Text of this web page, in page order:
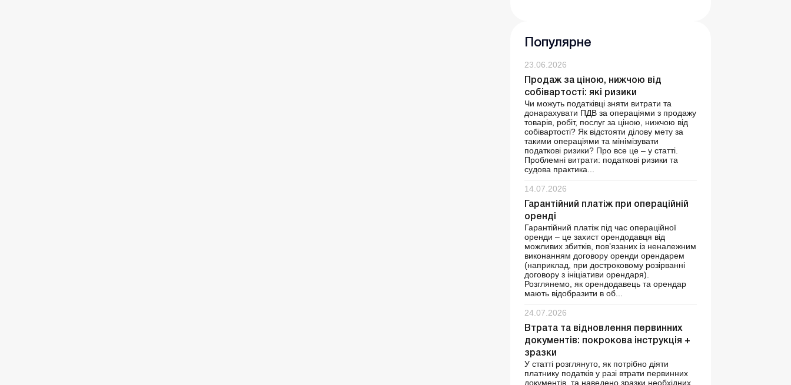
Популярне
23.06.2026
Продаж за ціною, нижчою від
собівартості: які ризики
Чи можуть податківці зняти витрати та
донарахувати ПДВ за операціями з продажу
товарів, робіт, послуг за ціною, нижчою від
собівартості? Як відстояти ділову мету за
такими операціями та мінімізувати
податкові ризики? Про все це – у статті.
Проблемні витрати: податкові ризики та
судова практика...
14.07.2026
Гарантійний платіж при операційній
оренді
Гарантійний платіж під час операційної
оренди – це захист орендодавця від
можливих збитків, пов’язаних із неналежним
виконанням договору оренди орендарем
(наприклад, при достроковому розірванні
договору з ініціативи орендаря).
Розглянемо, як орендодавець та орендар
мають відобразити в об...
24.07.2026
Втрата та відновлення первинних
документів: покрокова інструкція +
зразки
У статті розглянуто, як потрібно діяти
платнику податків у разі втрати первинних
документів, та наведено зразки необхідних